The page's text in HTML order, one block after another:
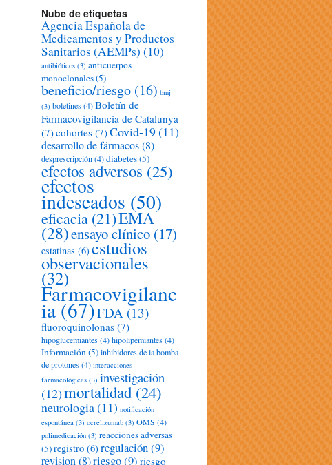
Nube de etiquetas
Agencia Española de
Medicamentos y Productos
Sanitarios (AEMPs) (10)
antibióticos (3) anticuerpos
monoclonales(5)
beneficio/riesgo (16) bmj
(3) boletines(4)Boletín de
Farmacovigilancia de Catalunya
(7)cohortes (7)Covid-19(11)
desarrollo de fármacos(8)
desprescripción(4)diabetes(5)
efectos adversos (25)
efectos
indeseados (50)
eficacia (21)EMA
(28)ensayo clínico (17)
estatinas (6) estudios
observacionales
(32)
Farmacovigilanc
ia(67)FDA (13)
fluoroquinolonas (7)
hipoglucemiantes(4)hipolipemiantes(4)
Información(5)inhibidores de la bomba
de protones(4) interacciones
farmacológicas (3) investigación
(12)mortalidad(24)
neurologia(11) notificación
espontánea (3) ocrelizumab (3) OMS (4)
polimedicación (3) reacciones adversas
(5)registro (6) regulación(9)
revision (8)riesgo(9) riesgo